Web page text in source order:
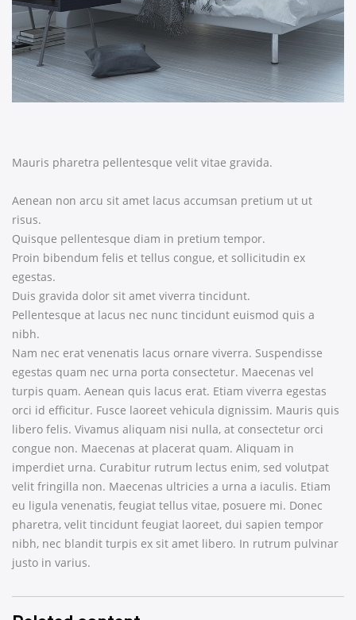
Mauris pharetra pellentesque velit vitae gravida.
Aenean non arcu sit amet lacus accumsan pretium ut ut
risus.
Quisque pellentesque diam in pretium tempor.
Proin bibendum felis et tellus congue, et sollicitudin ex
egestas.
Duis gravida dolor sit amet viverra tincidunt.
Pellentesque at lacus nec nunc tincidunt euismod quis a
nibh.
Nam nec erat venenatis lacus ornare viverra. Suspendisse
egestas quam nec urna porta consectetur. Maecenas vel
turpis quam. Aenean quis lacus erat. Etiam viverra egestas
orci id efficitur. Fusce laoreet vehicula dignissim. Mauris quis
libero felis. Vivamus aliquam nisi nulla, at consectetur orci
congue non. Maecenas at placerat quam. Aliquam in
imperdiet urna. Curabitur rutrum lectus enim, sed volutpat
velit fringilla non. Maecenas ultricies a urna a iaculis. Etiam
eu ligula venenatis, feugiat tellus vitae, posuere mi. Donec
pharetra, velit tincidunt feugiat laoreet, dui sapien tempor
nibh, nec blandit turpis ex sit amet libero. In rutrum pulvinar
justo in varius.